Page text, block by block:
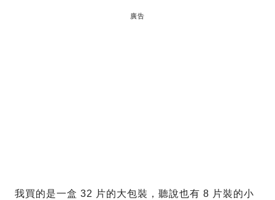
廣告
我買的是一盒 32 片的大包裝，聽說也有 8 片裝的小